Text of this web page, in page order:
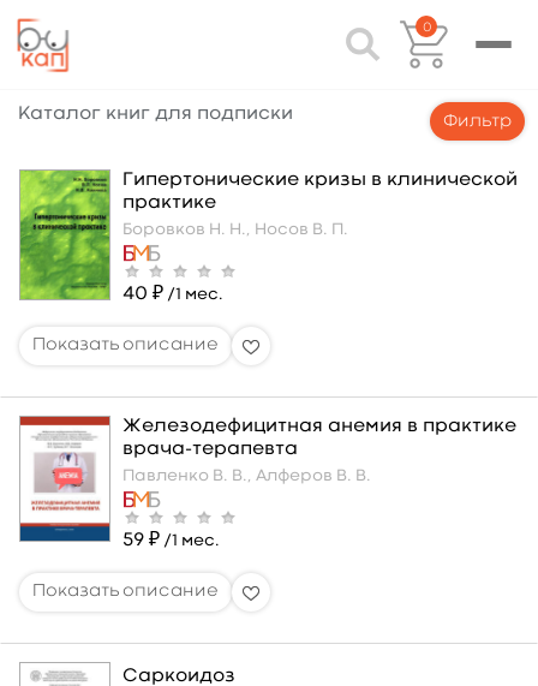
0
Каталог книг для подписки Фильтр
Гипертонические кризы в клинической
практике
Боровков Н. Н., Носов В. П.
40 ₽ /1 мес.
Железодефицитная анемия в практике
врача-терапевта
Павленко В. В., Алферов В. В.
59 ₽ /1 мес.
Саркоидоз